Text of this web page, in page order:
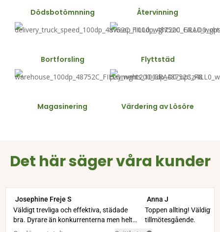
Dödsbotömnning Återvinning
Bortforsling Flyttstäd
Magasinering Värdering av Lösöre
Det här säger våra kunder